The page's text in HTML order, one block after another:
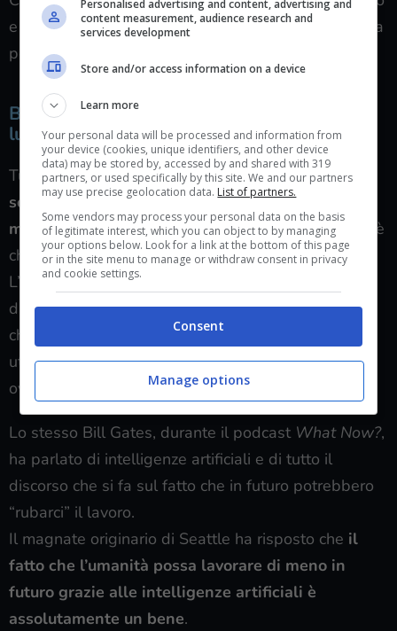
e
Bill Gates ha voluto direla sua dall’alto della sua
posizione in ambito tecnologico.
Bill Gates elogia le intelligenze artificiali: per
lui il futuro sarà roseo
Tutte le grandi aziende tech hanno adottato dei
software guidati da intelligenza artificiale per
migliorare l’esperienza degli utenti e tra queste c’è
chiaramente anche Microsoft.
L’azienda di Bill Gates, con il nuovo aggiornamento
di Windows 11, ha da poco rilasciato anche un
chatbot dotato di IA in grado di aiutare l’utente a
utilizzare i principali servizi del sistema operativo,
ovvero
Lo stesso Bill Gates, durante il podcast What Now?,
ha parlato di intelligenze artificiali e di tutto il
discorso che si fa sul fatto che in futuro potrebbero
“rubarci” il lavoro.
Il magnate originario di Seattle ha risposto che il
fatto che l’umanità possa lavorare di meno in
futuro grazie alle intelligenze artificiali è
assolutamente un bene.
Personalised advertising and content, advertising and
content measurement, audience research and
services development
Store and/or access information on a device
Learn more
Your personal data will be processed and information from
your device (cookies, unique identifiers, and other device
data) may be stored by, accessed by and shared with 319
partners, or used specifically by this site. We and our partners
may use precise geolocation data. List of partners.
Some vendors may process your personal data on the basis
of legitimate interest, which you can object to by managing
your options below. Look for a link at the bottom of this page
or in the site menu to manage or withdraw consent in privacy
and cookie settings.
Consent
Manage options